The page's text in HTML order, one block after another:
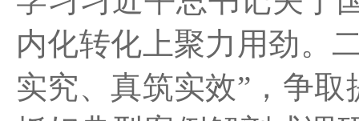
内化转化上聚力用劲。
实究、真筑实效”， 争取